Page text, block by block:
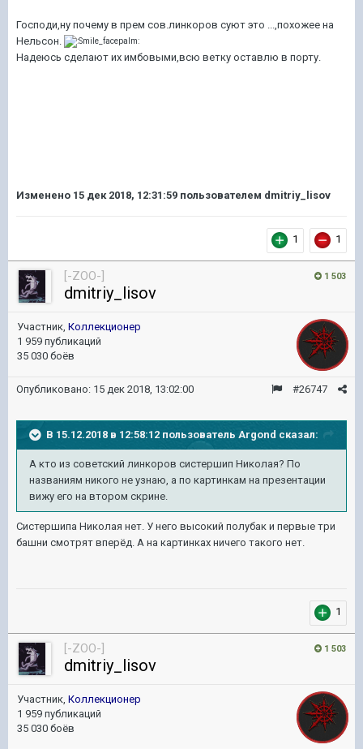
Господи,ну почему в прем сов.линкоров суют это ...,похожее на
Нельсон.
Надеюсь сделают их имбовыми,всю ветку оставлю в порту.
Изменено 15 дек 2018, 12:31:59 пользователем dmitriy_lisov
1 1
1 503
[-ZOO-]
dmitriy_lisov
Участник, Коллекционер
1 959 публикаций
35 030 боёв
#26747
Опубликовано: 15 дек 2018, 13:02:00
В 15.12.2018 в 12:58:12 пользователь Argond сказал:
А кто из советский линкоров систершип Николая? По
названиям никого не узнаю, а по картинкам на презентации
вижу его на втором скрине.
Систершипа Николая нет. У него высокий полубак и первые три
башни смотрят вперёд. А на картинках ничего такого нет.
1
1 503
[-ZOO-]
dmitriy_lisov
Участник, Коллекционер
1 959 публикаций
35 030 боёв